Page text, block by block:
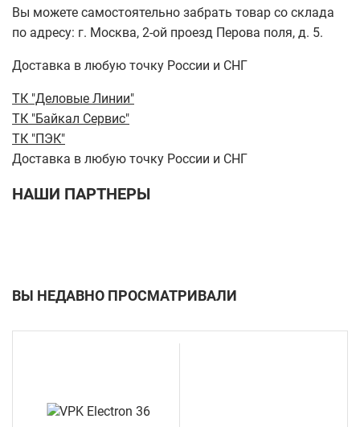
Вы можете самостоятельно забрать товар со склада
по адресу: г. Москва, 2-ой проезд Перова поля, д. 5.
Доставка в любую точку России и СНГ
ТК "Деловые Линии"
ТК "Байкал Сервис"
ТК "ПЭК"
Доставка в любую точку России и СНГ
НАШИ ПАРТНЕРЫ
ВЫ НЕДАВНО ПРОСМАТРИВАЛИ